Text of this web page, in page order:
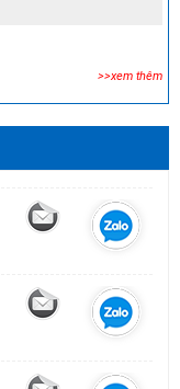
>>xem thêm